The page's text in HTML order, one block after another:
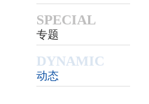
SPECIAL
专题
DYNAMIC
动态